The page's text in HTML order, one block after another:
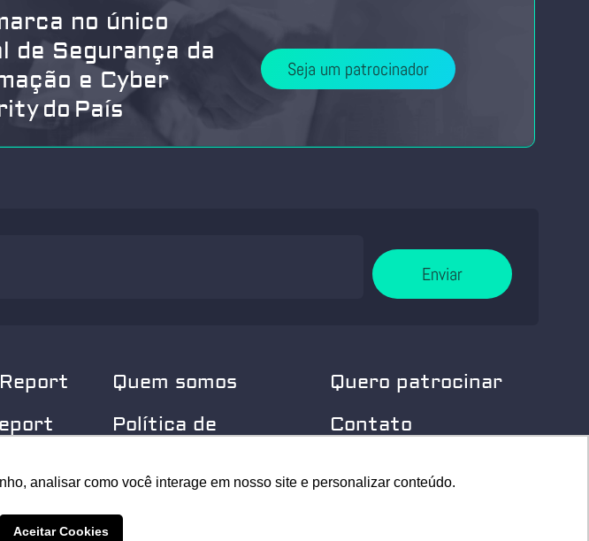
analisar como você interage em nosso site e personalizar conteúdo.
Aceitar Cookies
analisar como você interage em nosso site e personalizar conteúdo.
Aceitar Cookies
no único
de Segurança da
e Cyber
do País
Seja um patrocinador
Enviar
Quem somos
Política de
Quero patrocinar
Contato
os Direitos Reservados.